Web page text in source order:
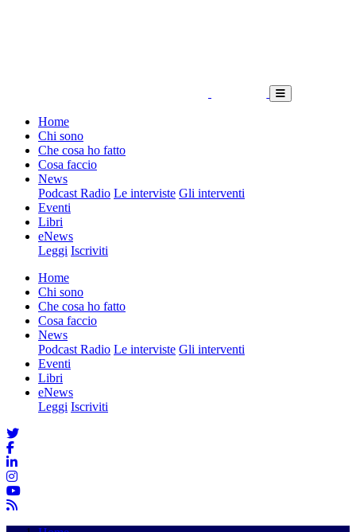
Home
Chi sono
Che cosa ho fatto
Cosa faccio
News
Podcast Radio Le interviste Gli interventi
Eventi
Libri
eNews
Leggi Iscriviti
Home
Chi sono
Che cosa ho fatto
Cosa faccio
News
Podcast Radio Le interviste Gli interventi
Eventi
Libri
eNews
Leggi Iscriviti